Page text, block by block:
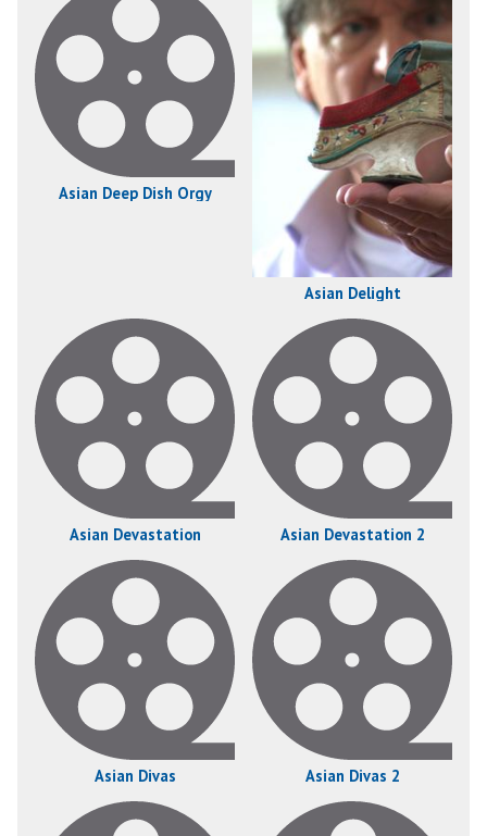
Asian Deep Dish Orgy
Asian Delight
Asian Devastation Asian Devastation 2
Asian Divas Asian Divas 2